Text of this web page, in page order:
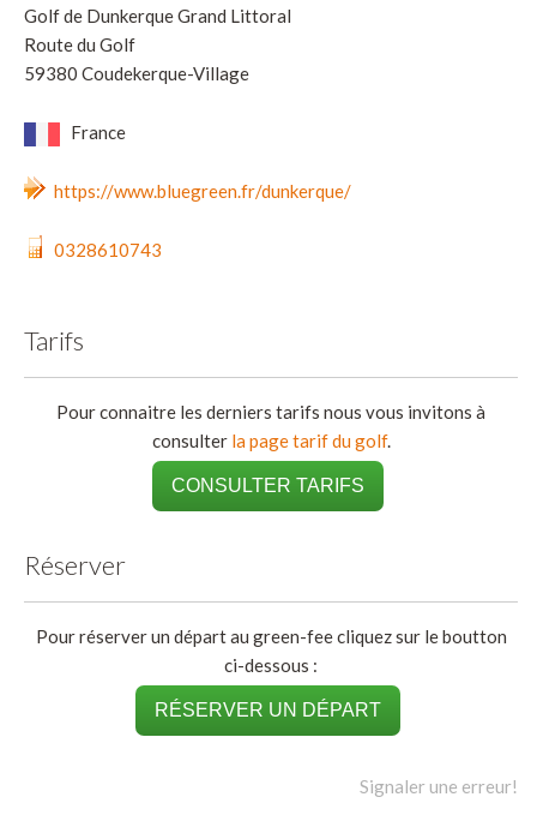
Golf de Dunkerque Grand Littoral
Route du Golf
59380 Coudekerque-Village
France
https://www.bluegreen.fr/dunkerque/
0328610743
Tarifs
Pour connaitre les derniers tarifs nous vous invitons à
consulter la page tarif du golf.
CONSULTER TARIFS
Réserver
Pour réserver un départ au green-fee cliquez sur le boutton
ci-dessous :
RÉSERVER UN DÉPART
Signaler une erreur!